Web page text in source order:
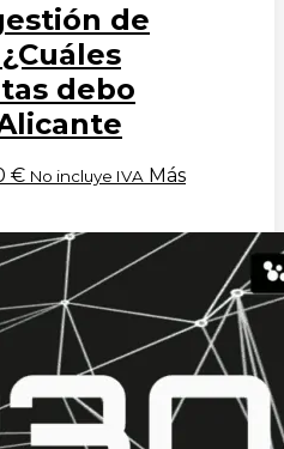
de
debo
€ No incluye IVA Más